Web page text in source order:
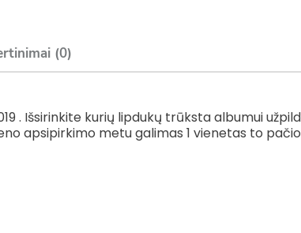
(0)
. Išsirinkite kurių lipdukų trūksta albumui
apsipirkimo metu galimas 1 vienetas to